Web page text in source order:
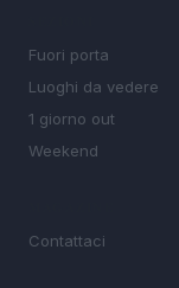
Fuori porta
Luoghi da vedere
1 giorno out
Weekend
Contattaci